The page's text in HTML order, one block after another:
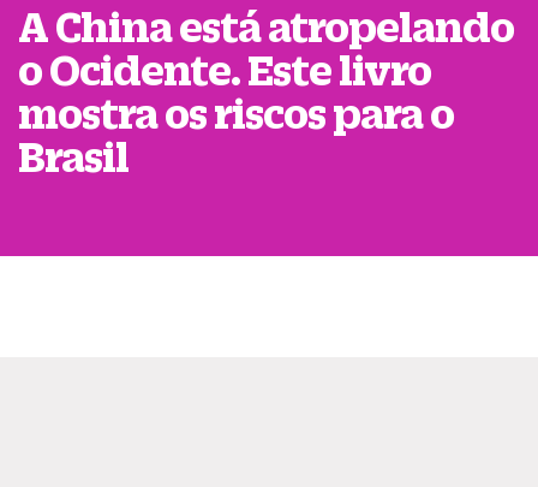
A China está atropelando
o Ocidente. Este livro
mostra os riscos para o
Brasil